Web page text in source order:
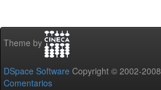
Theme by
DSpace Software Copyright © 2002-2008
Comentarios